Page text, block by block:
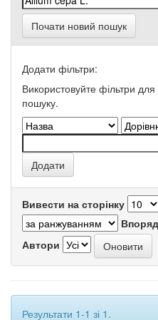
Почати новий пошук
Додати фільтри:
Використовуйте фільтри для
пошуку.
Вивести на сторінку
Автори
Результати 1-1 зі 1.